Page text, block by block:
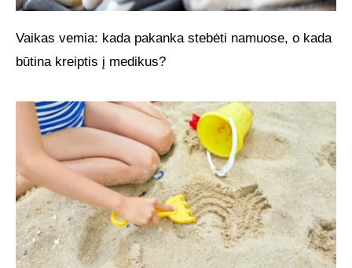
Vaikas vemia: kada pakanka stebėti namuose, o kada
būtina kreiptis į medikus?